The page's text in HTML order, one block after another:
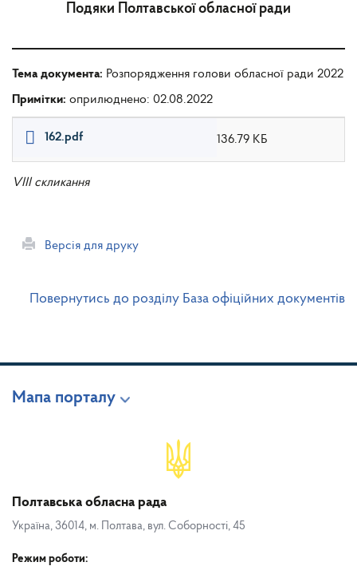
Подяки Полтавської обласної ради
Тема документа: Розпорядження голови обласної ради 2022
Примітки: оприлюднено: 02.08.2022
162.pdf 136.79 КБ
VIII скликання
Версія для друку
Повернутись до розділу База офіційних документів
Мапа порталу
Полтавська обласна рада
Україна, 36014, м. Полтава, вул. Соборності, 45
Режим роботи: